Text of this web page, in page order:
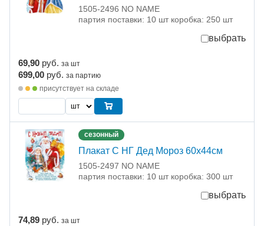
1505-2496 NO NAME
партия поставки: 10 шт коробка: 250 шт
выбрать
69,90 руб. за шт
699,00 руб. за партию
присутствует на складе
сезонный
Плакат С НГ Дед Мороз 60х44см
1505-2497 NO NAME
партия поставки: 10 шт коробка: 300 шт
выбрать
74,89 руб. за шт